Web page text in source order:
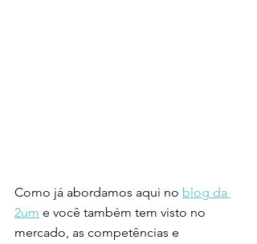
Como já abordamos aqui no blog da
2um e você também tem visto no
mercado, as competências e